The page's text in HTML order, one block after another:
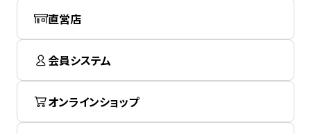
直営店
会員システム
オンラインショップ